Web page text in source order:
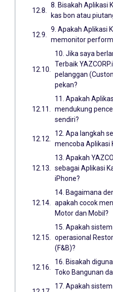
8. Bisakah Aplikasi
kas bon atau
9. Apakah Aplikasi
memonitor
10. Jika saya
Terbaik
pelanggan
pekan?
11. Apakah
mendukung
sendiri?
12. Apa langkah
mencoba Aplikasi
13. Apakah
sebagai Aplikasi
iPhone?
14. Bagaimana
apakah cocok
Motor dan Mobil?
15. Apakah
operasional
(F&B)?
16. Bisakah
Toko Bangunan
17. Apakah